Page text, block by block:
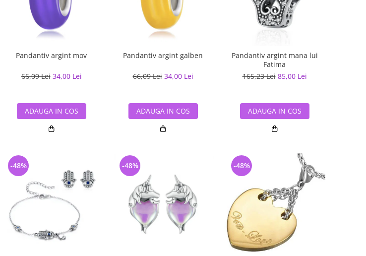
Pandantiv argint mov
66,09 Lei 34,00 Lei
ADAUGA IN COS
Pandantiv argint galben
66,09 Lei 34,00 Lei
ADAUGA IN COS
Pandantiv argint mana lui
Fatima
165,23 Lei 85,00 Lei
ADAUGA IN COS
-48% -48% -48%